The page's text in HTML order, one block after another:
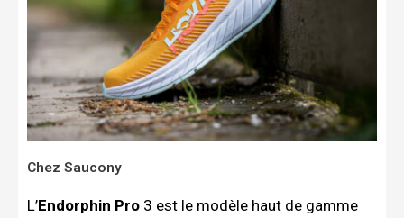
Chez Saucony
L’Endorphin Pro 3 est le modèle haut de gamme